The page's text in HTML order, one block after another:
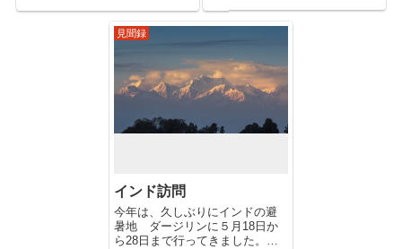
加者は畜産会、及び動物園ボラ
ンティアの御大として、80数歳
をしてなおかくしゃくしている
正田陽一博士ほか、13名が参...
全般にわたり造詣が深く、とり
わけカンガルー通、いやオース
見聞録
インド訪問
今年は、久しぶりにインドの避
暑地 ダージリンに５月18日か
ら28日まで行ってきました。ご